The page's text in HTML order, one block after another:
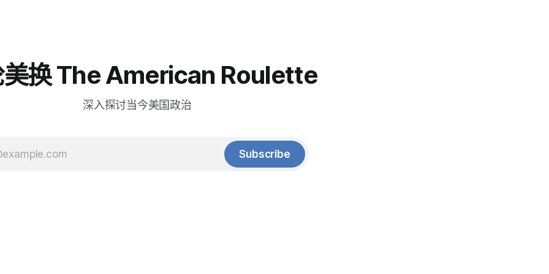
换 The American Roulette
深入探讨当今美国政治
Subscribe